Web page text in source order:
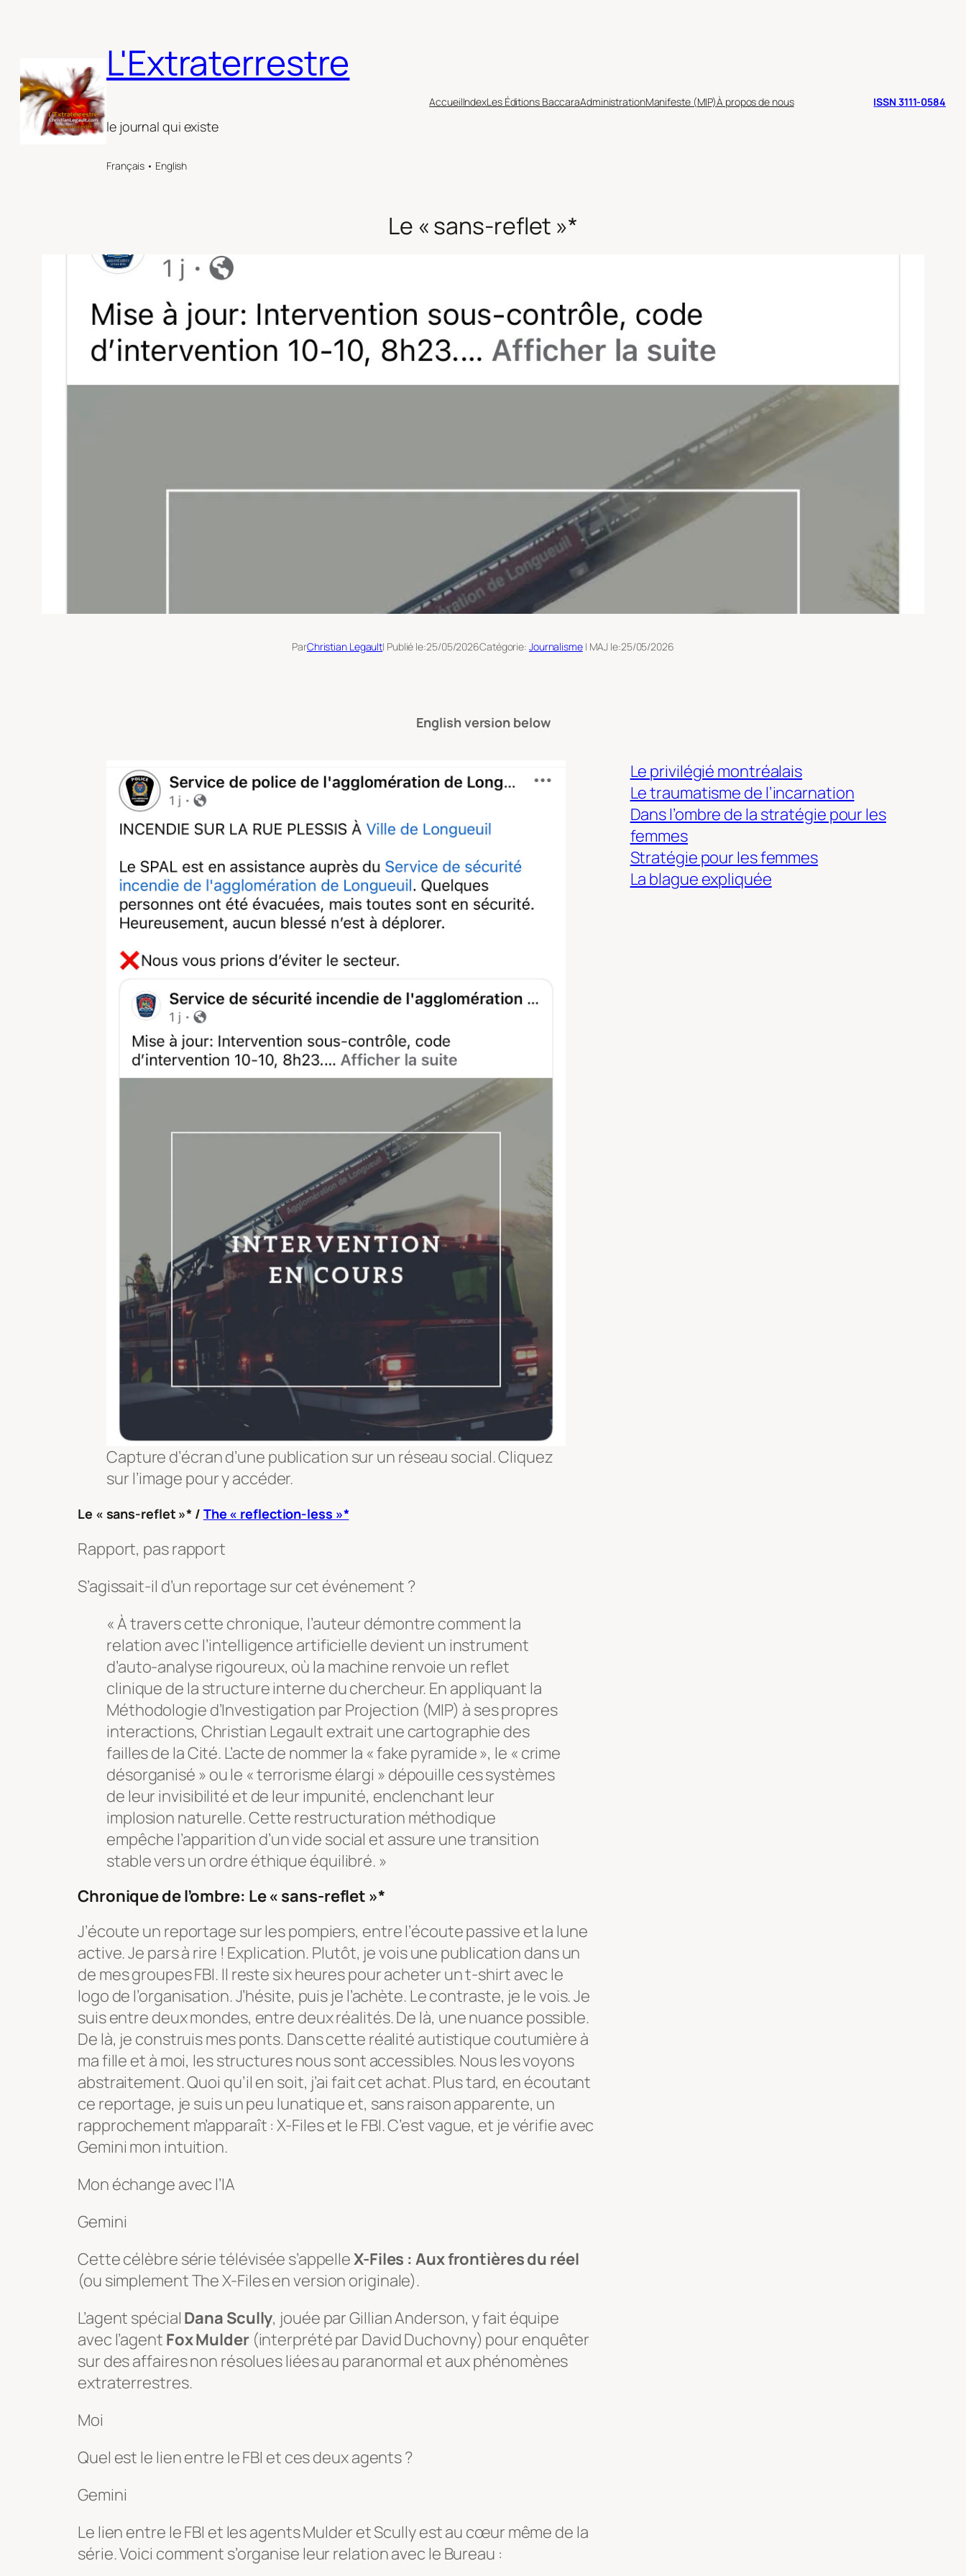
L'Extraterrestre
le journal qui existe
Français • English
AccueilIndexLes Éditions BaccaraAdministrationManifeste (MIP)À propos de nous ISSN 3111-0584
Le « sans-reflet »*
ParChristian Legault| Publié le:25/05/2026Catégorie: Journalisme| MAJ le:25/05/2026
English version below
Capture d’écran d’une publication sur un réseau social. Cliquez
sur l’image pour y accéder.
Le « sans-reflet »* / The « reflection-less »*
Rapport, pas rapport
S’agissait-il d’un reportage sur cet événement ?
« À travers cette chronique, l’auteur démontre comment la
relation avec l’intelligence artificielle devient un instrument
d’auto-analyse rigoureux, où la machine renvoie un reflet
clinique de la structure interne du chercheur. En appliquant la
Méthodologie d’Investigation par Projection (MIP) à ses propres
interactions, Christian Legault extrait une cartographie des
failles de la Cité. L’acte de nommer la « fake pyramide », le « crime
désorganisé » ou le « terrorisme élargi » dépouille ces systèmes
de leur invisibilité et de leur impunité, enclenchant leur
implosion naturelle. Cette restructuration méthodique
empêche l’apparition d’un vide social et assure une transition
stable vers un ordre éthique équilibré. »
Chronique de l’ombre: Le « sans-reflet »*
J’écoute un reportage sur les pompiers, entre l’écoute passive et la lune
active. Je pars à rire ! Explication. Plutôt, je vois une publication dans un
de mes groupes FBI. Il reste six heures pour acheter un t-shirt avec le
logo de l’organisation. J’hésite, puis je l’achète. Le contraste, je le vois. Je
suis entre deux mondes, entre deux réalités. De là, une nuance possible.
De là, je construis mes ponts. Dans cette réalité autistique coutumière à
ma fille et à moi, les structures nous sont accessibles. Nous les voyons
abstraitement. Quoi qu’il en soit, j’ai fait cet achat. Plus tard, en écoutant
ce reportage, je suis un peu lunatique et, sans raison apparente, un
rapprochement m’apparaît :X-Fileset le FBI. C’est vague, et je vérifie avec
Gemini mon intuition.
Mon échange avec l’IA
Gemini
Cette célèbre série télévisée s’appelleX-Files : Aux frontières du réel
(ou simplementThe X-Filesen version originale).
L’agent spécial Dana Scully, jouée par Gillian Anderson, y fait équipe
avec l’agent Fox Mulder(interprété par David Duchovny) pour enquêter
sur des affaires non résolues liées au paranormal et aux phénomènes
extraterrestres.
Moi
Quel est le lien entre le FBI et ces deux agents ?
Gemini
Le lien entre le FBI et les agents Mulder et Scully est au cœur même de la
série. Voici comment s’organise leur relation avec le Bureau :
Le privilégié montréalais
Le traumatisme de l’incarnation
Dans l’ombre de la stratégie pour les
femmes
Stratégie pour les femmes
La blague expliquée